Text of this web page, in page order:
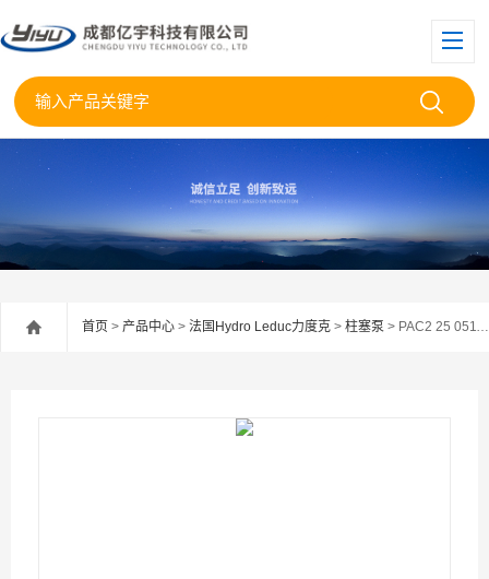
首页 > 产品中心 > 法国Hydro Leduc力度克 > 柱塞泵 > PAC2 25 0511480法国力度克柱塞泵PAC2-25 0511480现货供应